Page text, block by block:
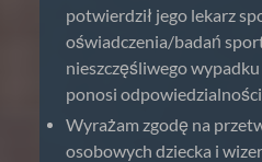
potwierdził jego lekarz
oświadczenia/badań
nieszczęśliwego
ponosi
Wyrażam zgodę na
osobowych dziecka i